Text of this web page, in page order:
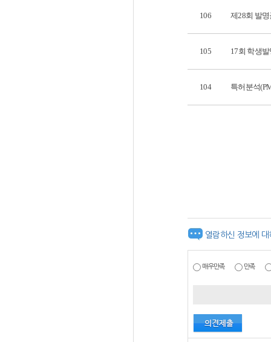
106 제28회 발
105 17회 학생
104 특허분석
열람하신 정보에
매우만족 만족